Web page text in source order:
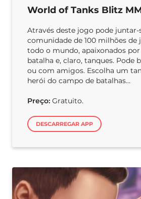
World of Tanks Blitz
Através deste jogo pode juntar-
comunidade de 100 milhões de
todo o mundo, apaixonados
batalha e, claro, tanques. Pode
ou com amigos. Escolha um
herói do campo de batalhas…
Preço: Gratuito.
DESCARREGAR APP